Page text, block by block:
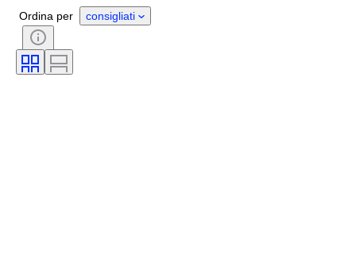
Soggetto
Stile
Firma
Edizione
Artista
Ordina per consigliati